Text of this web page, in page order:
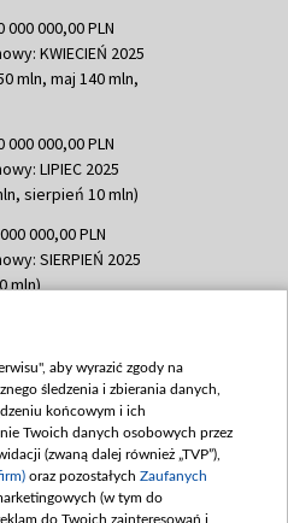
000,00 PLN
KWIECIEŃ 2025
mln, maj 140 mln,
000,00 PLN
LIPIEC 2025
sierpień 10 mln)
000,00 PLN
SIERPIEŃ 2025
mln)
051,21 PLN
mln, październik 350
000,00 PLN
GRUDZIEŃ 2025
mln)
aby wyrazić zgody na
śledzenia i zbierania danych,
końcowym i ich
Twoich danych osobowych przez
(zwaną dalej również „TVP”),
oraz pozostałych Zaufanych
(w tym do
do Twoich zainteresowań i